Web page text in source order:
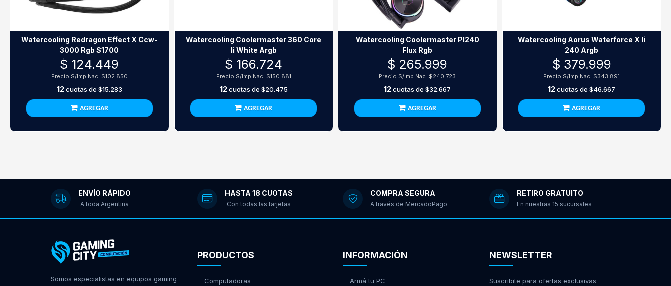
Watercooling Redragon Effect X Ccw-
3000 Rgb S1700
$ 124.449
Precio S/Imp.Nac. $102.850
12cuotas de $15.283
AGREGAR
Watercooling Coolermaster 360 Core
Ii White Argb
$ 166.724
Precio S/Imp.Nac. $150.881
12cuotas de $20.475
AGREGAR
Watercooling Coolermaster Pl240
Flux Rgb
$ 265.999
Precio S/Imp.Nac. $240.723
12cuotas de$32.667
AGREGAR
Watercooling Aorus Waterforce X Ii
240 Argb
$ 379.999
Precio S/Imp.Nac. $343.891
12cuotas de$46.667
AGREGAR
ENVÍO RÁPIDO
A toda Argentina
HASTA 18 CUOTAS
Con todas las tarjetas
COMPRA SEGURA
A través de MercadoPago
RETIRO GRATUITO
En nuestras 15 sucursales
Somos especialistas en equipos gaming
PRODUCTOS
Computadoras
INFORMACIÓN
Armá tu PC
NEWSLETTER
Suscribite para ofertas exclusivas